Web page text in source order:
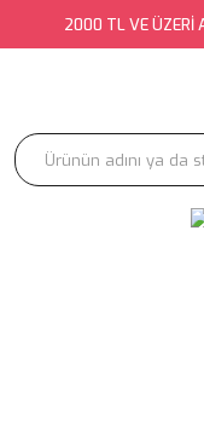
2000 TL VE ÜZERİ